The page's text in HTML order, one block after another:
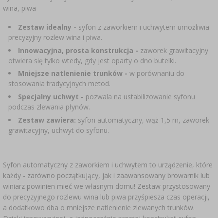
KULTURY BAKTERII
LITERATURA WĘDLINIARSTWO
AROMATY DYMU WĘDZARNICZEGO
MIERNIKI, WSKAŹNIKI
BUTELKI
GĄSIORY ›
REGAŁY
AROMATYZACJA ›
BADANIA WINA
ETYKIETY
SUBSTANCJE DODATKOWE
ETYKIETY
BADANIA ALKOHOLU
LITERATURA
GADŻETY DOMOWE
MOTORYZACJA
wina, piwa
​Zestaw idealny - syfon z zaworkiem i uchwytem umożliwia
precyzyjny rozlew wina i piwa.
Innowacyjna, prosta konstrukcja - zaworek grawitacyjny
otwiera się tylko wtedy, gdy jest oparty o dno butelki.
Mniejsze natlenienie trunków - w porównaniu do
stosowania tradycyjnych metod.
Specjalny uchwyt - pozwala na ustabilizowanie syfonu
podczas zlewania płynów.
Zestaw zawiera: syfon automatyczny, wąż 1,5 m, zaworek
grawitacyjny, uchwyt do syfonu.
Syfon automatyczny z zaworkiem i uchwytem to urządzenie, które
każdy - zarówno początkujący, jak i zaawansowany browarnik lub
winiarz powinien mieć we własnym domu! Zestaw przystosowany
do precyzyjnego rozlewu wina lub piwa przyśpiesza czas operacji,
a dodatkowo dba o mniejsze natlenienie zlewanych trunków.